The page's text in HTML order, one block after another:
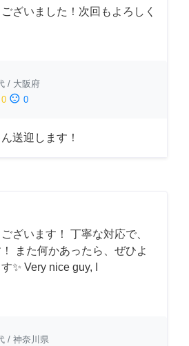
ざいました！次回もよろしく
/ 大阪府
0 sentiment_dissatisfied 0
送迎します！
ざいます！ 丁寧な対応で、
また何かあったら、ぜひよ
✨ Very nice guy, I
/ 神奈川県